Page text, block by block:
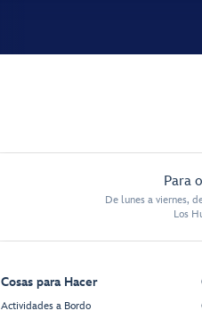
Para
De lunes a viernes,
Los
Cosas para Hacer
Actividades a Bordo